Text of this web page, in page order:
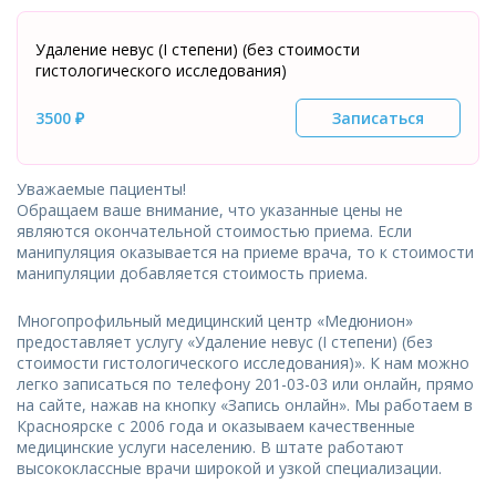
Удаление невус (I степени) (без стоимости
гистологического исследования)
3500 ₽ Записаться
Уважаемые пациенты!
Обращаем ваше внимание, что указанные цены не
являются окончательной стоимостью приема. Если
манипуляция оказывается на приеме врача, то к стоимости
манипуляции добавляется стоимость приема.
Многопрофильный медицинский центр «Медюнион»
предоставляет услугу «Удаление невус (I степени) (без
стоимости гистологического исследования)». К нам можно
легко записаться по телефону 201-03-03 или онлайн, прямо
на сайте, нажав на кнопку «Запись онлайн». Мы работаем в
Красноярске с 2006 года и оказываем качественные
медицинские услуги населению. В штате работают
высококлассные врачи широкой и узкой специализации.